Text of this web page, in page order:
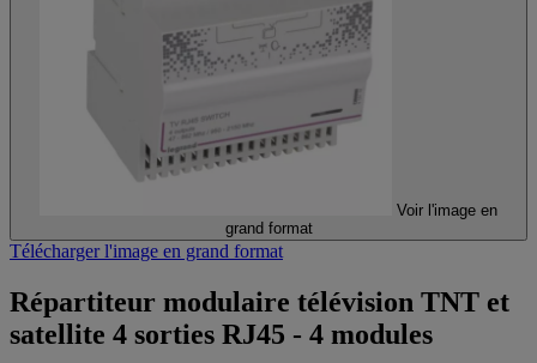
Voir l'image en
grand format
Télécharger l'image en grand format
Répartiteur modulaire télévision TNT et
satellite 4 sorties RJ45 - 4 modules